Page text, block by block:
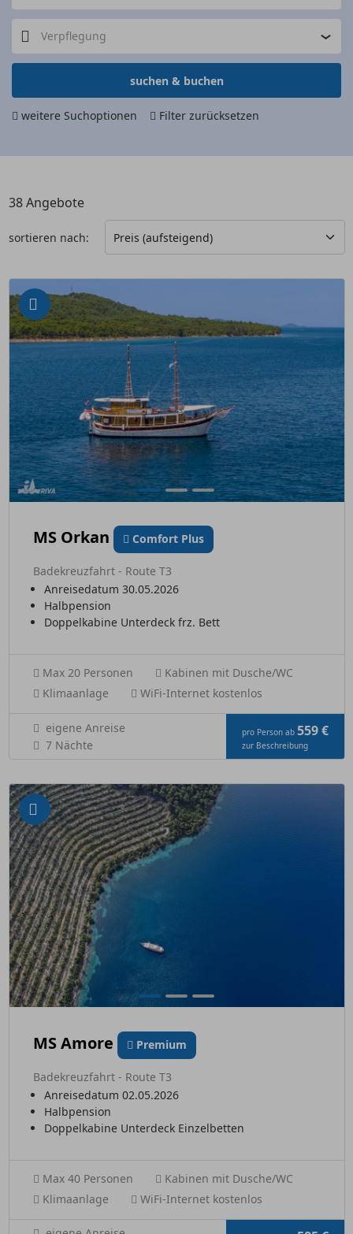
Verpflegung
suchen & buchen
weitere Suchoptionen Filter zurücksetzen
38Angebote
sortieren nach:
MS Orkan Comfort Plus
Badekreuzfahrt - Route T3
Anreisedatum 30.05.2026
Halbpension
Doppelkabine Unterdeck frz. Bett
Max 20 Personen
Kabinen mit Dusche/WC
Klimaanlage
WiFi-Internet kostenlos
eigene Anreise
7 Nächte
pro Person ab 559 €
zur Beschreibung
MS Amore Premium
Badekreuzfahrt - Route T3
Anreisedatum 02.05.2026
Halbpension
Doppelkabine Unterdeck Einzelbetten
Max 40 Personen
Kabinen mit Dusche/WC
Klimaanlage
WiFi-Internet kostenlos